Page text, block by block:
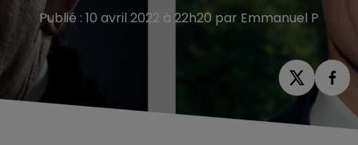
Publié : 10 avril 2022 à 22h20 par Emmanuel P